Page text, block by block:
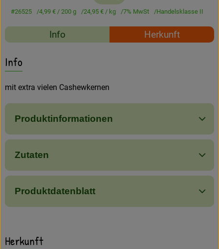
Entdecken
Über uns
#26525 4,99 € / 200 g 24,95 € / kg 7% MwSt Handelsklasse II
Rezepte
Info Herkunft
Info
mit extra vielen Cashewkernen
Produktinformationen
Zutaten
Produktdatenblatt
Herkunft